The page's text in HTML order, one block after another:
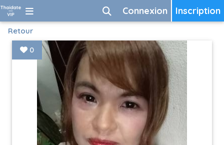
Inscription
Connexion
Retour
0